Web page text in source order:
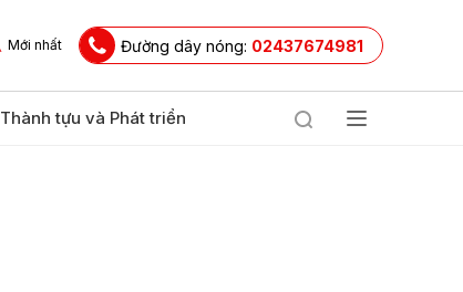
Mới nhất Đường dây nóng: 02437674981
Thành tựu và Phát triển